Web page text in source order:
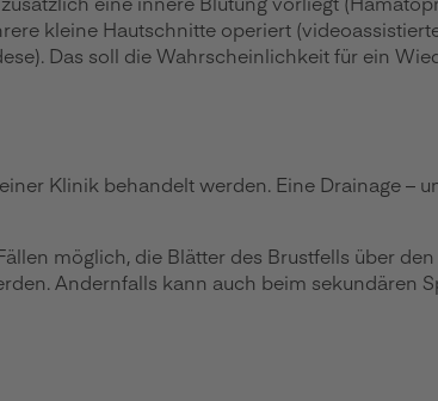
kleine Hautschnitte operiert
Das soll die Wahrscheinlichkeit für ein
Klinik behandelt werden. Eine Drainage –
möglich, die Blätter des Brustfells über
Andernfalls kann auch beim sekundären